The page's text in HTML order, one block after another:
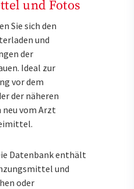
und Fotos
Sie sich den
und
der
Ideal zur
vor dem
der näheren
vom Arzt
Datenbank enthält
und
oder